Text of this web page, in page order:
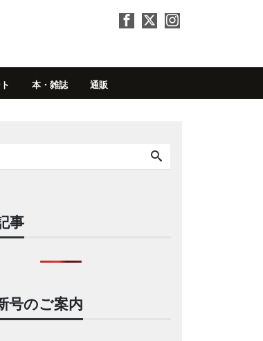
本・雑誌 通販
事
号のご案内